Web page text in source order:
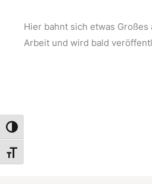
Umschalten auf hohe Kontraste
Schrift vergrößern
Hier bahnt sich etwas Großes
Arbeit und wird bald